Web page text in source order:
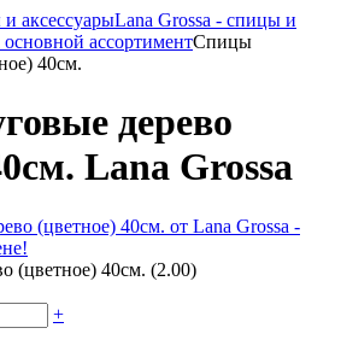
аксессуарыLana Grossa - спицы и
основной ассортиментСпицы
40см.
дерево
Lana Grossa
(цветное) 40см. (2.00)
+